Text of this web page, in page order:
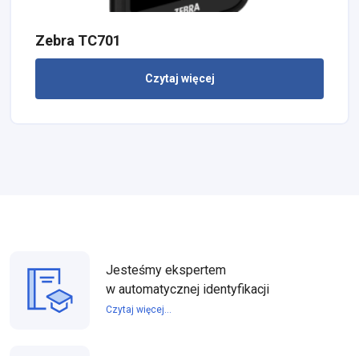
Zebra TC701
Czytaj więcej
Jesteśmy ekspertem
w automatycznej identyfikacji
Czytaj więcej...